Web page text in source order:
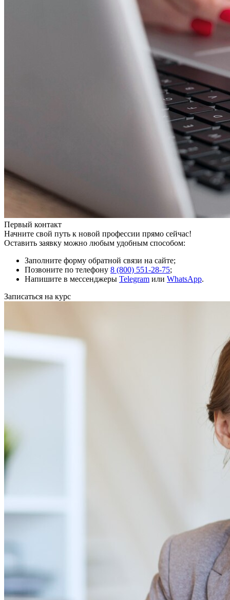
Первый контакт
Начните свой путь к новой профессии прямо сейчас!
Оставить заявку можно любым удобным способом:
Заполните форму обратной связи на сайте;
Позвоните по телефону 8 (800) 551-28-75;
Напишите в мессенджеры Telegram или WhatsApp.
Записаться на курс